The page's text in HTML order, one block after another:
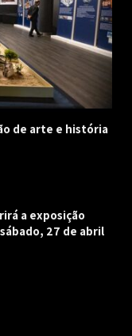
de arte e história
a exposição
27 de abril